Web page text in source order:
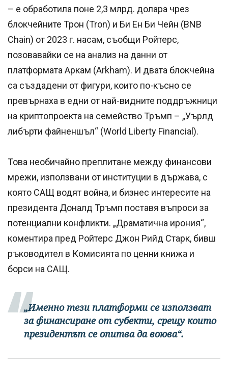
– е обработила поне 2,3 млрд. долара чрез
блокчейните Трон (Tron) и Би Ен Би Чейн (BNB
Chain) от 2023 г. насам, съобщи Ройтерс,
позовавайки се на анализ на данни от
платформата Аркам (Arkham). И двата блокчейна
са създадени от фигури, които по-късно се
превърнаха в едни от най-видните поддръжници
на криптопроекта на семейство Тръмп – „Уърлд
либърти файненшъл“ (World Liberty Financial).
Това необичайно преплитане между финансови
мрежи, използвани от институции в държава, с
която САЩ водят война, и бизнес интересите на
президента Доналд Тръмп поставя въпроси за
потенциални конфликти. „Драматична ирония“,
коментира пред Ройтерс Джон Рийд Старк, бивш
ръководител в Комисията по ценни книжа и
борси на САЩ.
„Именно тези платформи се използват
за финансиране от субекти, срещу които
президентът се опитва да воюва“.